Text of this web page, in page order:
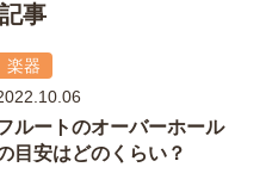
事
楽器
ルートのオーバーホール
目安はどのくらい？